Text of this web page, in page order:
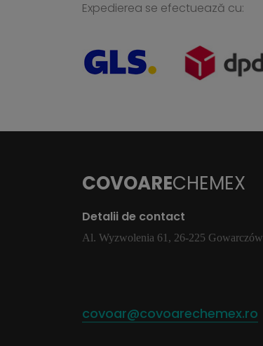
Expedierea se efectuează cu:
COVOARECHEMEX
Detalii de contact
Al. Wyzwolenia 61, 26-225 Gowarczów
covoar@covoarechemex.ro